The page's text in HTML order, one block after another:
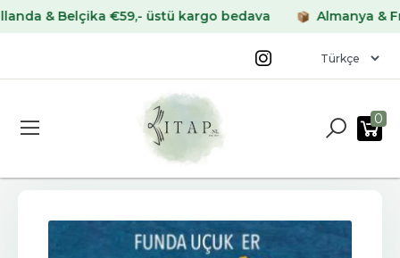
& Belçika €59,- üstü kargo bedava Almanya &
0